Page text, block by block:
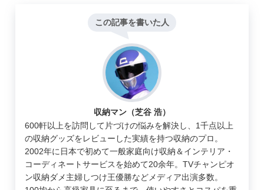
この記事を書いた人
収納マン（芝谷 浩）
600軒以上を訪問して片づけの悩みを解決し、1千点以上
の収納グッズをレビューした実績を持つ収納のプロ。
2002年に日本で初めて一般家庭向け収納＆インテリア・
コーディネートサービスを始めて20余年。TVチャンピオ
ン収納ダメ主婦しつけ王優勝などメディア出演多数。